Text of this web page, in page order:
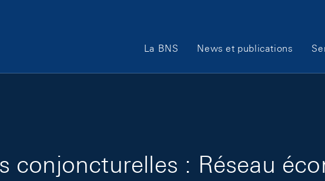
Main Navigation
La BNS News et publications
conjoncturelles : Réseau